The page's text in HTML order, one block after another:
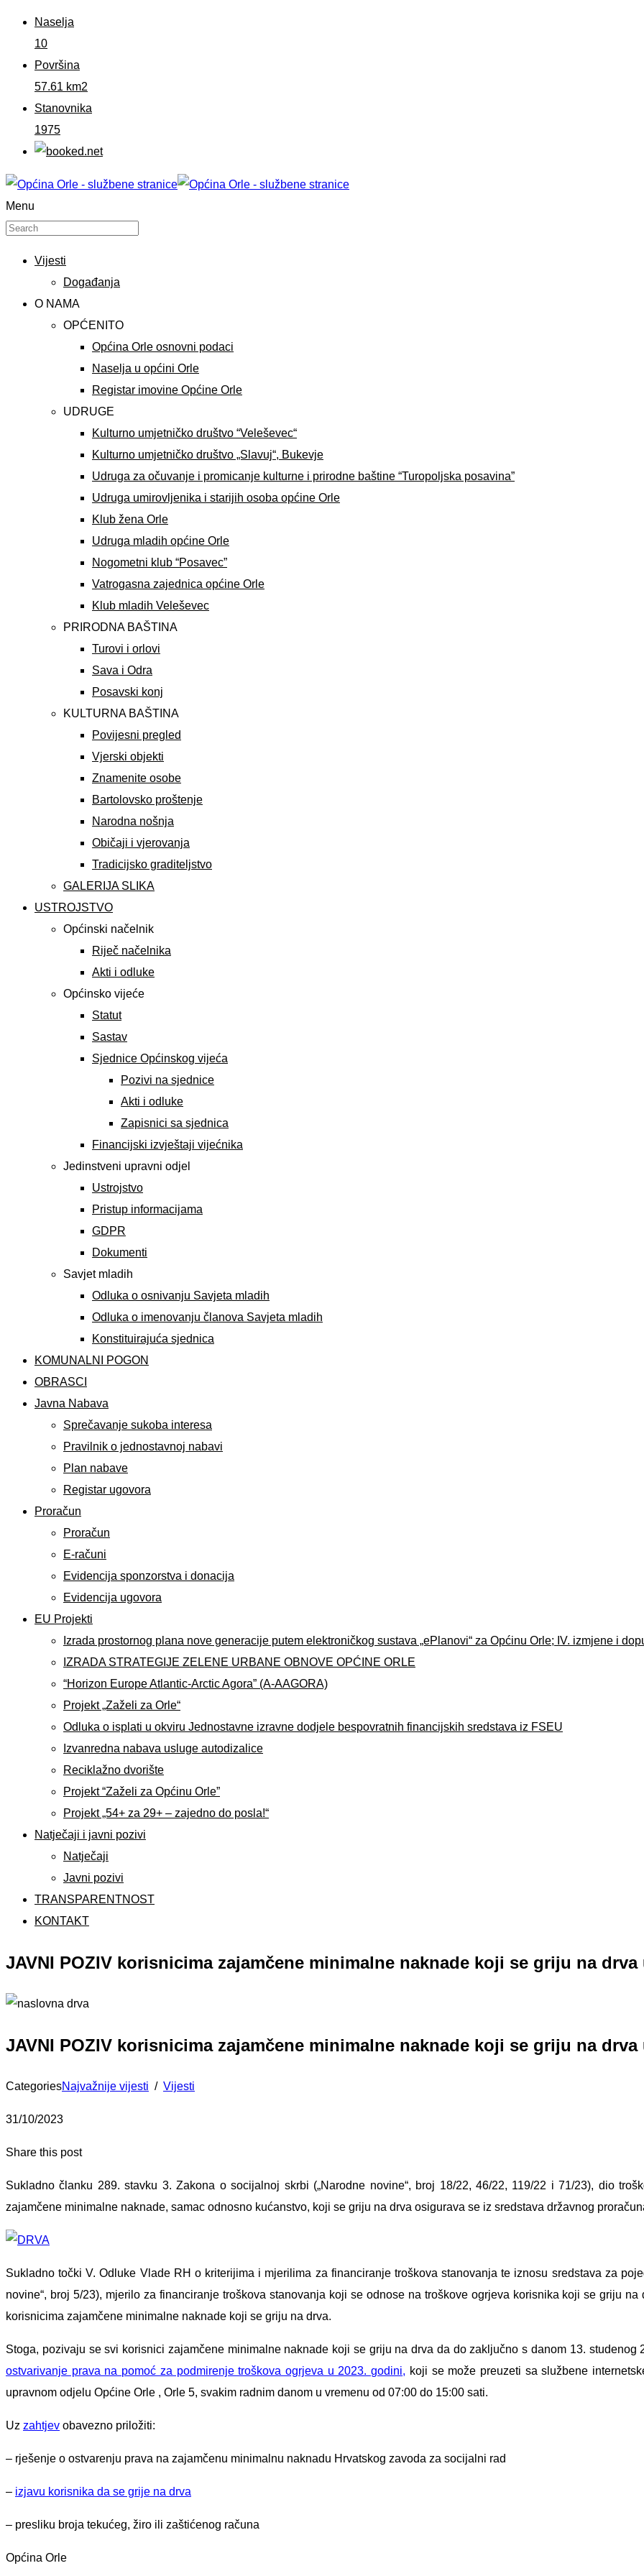
Naselja
10
Površina
57.61 km2
Stanovnika
1975
Menu
Vijesti
Događanja
O NAMA
OPĆENITO
Općina Orle osnovni podaci
Naselja u općini Orle
Registar imovine Općine Orle
UDRUGE
Kulturno umjetničko društvo “Veleševec“
Kulturno umjetničko društvo „Slavuj“, Bukevje
Udruga za očuvanje i promicanje kulturne i prirodne baštine “Turopoljska posavina”
Udruga umirovljenika i starijih osoba općine Orle
Klub žena Orle
Udruga mladih općine Orle
Nogometni klub “Posavec”
Vatrogasna zajednica općine Orle
Klub mladih Veleševec
PRIRODNA BAŠTINA
Turovi i orlovi
Sava i Odra
Posavski konj
KULTURNA BAŠTINA
Povijesni pregled
Vjerski objekti
Znamenite osobe
Bartolovsko proštenje
Narodna nošnja
Običaji i vjerovanja
Tradicijsko graditeljstvo
GALERIJA SLIKA
USTROJSTVO
Općinski načelnik
Riječ načelnika
Akti i odluke
Općinsko vijeće
Statut
Sastav
Sjednice Općinskog vijeća
Pozivi na sjednice
Akti i odluke
Zapisnici sa sjednica
Financijski izvještaji vijećnika
Jedinstveni upravni odjel
Ustrojstvo
Pristup informacijama
GDPR
Dokumenti
Savjet mladih
Odluka o osnivanju Savjeta mladih
Odluka o imenovanju članova Savjeta mladih
Konstituirajuća sjednica
KOMUNALNI POGON
OBRASCI
Javna Nabava
Sprečavanje sukoba interesa
Pravilnik o jednostavnoj nabavi
Plan nabave
Registar ugovora
Proračun
Proračun
E-računi
Evidencija sponzorstva i donacija
Evidencija ugovora
EU Projekti
Izrada prostornog plana nove generacije putem elektroničkog sustava „ePlanovi“ za Općinu Orle; IV. izmjene i
IZRADA STRATEGIJE ZELENE URBANE OBNOVE OPĆINE ORLE
“Horizon Europe Atlantic-Arctic Agora” (A-AAGORA)
Projekt „Zaželi za Orle“
Odluka o isplati u okviru Jednostavne izravne dodjele bespovratnih financijskih sredstava iz FSEU
Izvanredna nabava usluge autodizalice
Reciklažno dvorište
Projekt “Zaželi za Općinu Orle”
Projekt „54+ za 29+ – zajedno do posla!“
Natječaji i javni pozivi
Natječaji
Javni pozivi
TRANSPARENTNOST
KONTAKT
JAVNI POZIV korisnicima zajamčene minimalne naknade koji se griju na drva
JAVNI POZIV korisnicima zajamčene minimalne naknade koji se griju na drva
CategoriesNajvažnije vijesti / Vijesti
31/10/2023
Share this post
Sukladno članku 289. stavku 3. Zakona o socijalnoj skrbi („Narodne novine“, broj 18/22, 46/22, 119/22 i 71/23), dio
zajamčene minimalne naknade, samac odnosno kućanstvo, koji se griju na drva osigurava se iz sredstava državnog
Sukladno točki V. Odluke Vlade RH o kriterijima i mjerilima za financiranje troškova stanovanja te iznosu sredstava za
novine“, broj 5/23), mjerilo za financiranje troškova stanovanja koji se odnose na troškove ogrjeva korisnika koji se griju
korisnicima zajamčene minimalne naknade koji se griju na drva.
Stoga, pozivaju se svi korisnici zajamčene minimalne naknade koji se griju na drva da do zaključno s danom 13. studenog
ostvarivanje prava na pomoć za podmirenje troškova ogrjeva u 2023. godini, koji se može preuzeti sa službene
upravnom odjelu Općine Orle , Orle 5, svakim radnim danom u vremenu od 07:00 do 15:00 sati.
Uz zahtjev obavezno priložiti:
– rješenje o ostvarenju prava na zajamčenu minimalnu naknadu Hrvatskog zavoda za socijalni rad
– izjavu korisnika da se grije na drva
– presliku broja tekućeg, žiro ili zaštićenog računa
Općina Orle